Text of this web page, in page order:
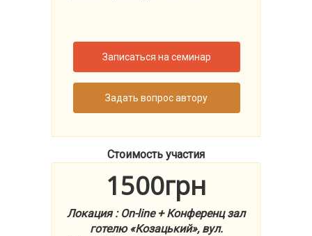
Записаться на семинар
Задать вопрос автору
Стоимость участия
1500грн
Локация : On-line + Конференц зал
готелю «Козацький», вул.